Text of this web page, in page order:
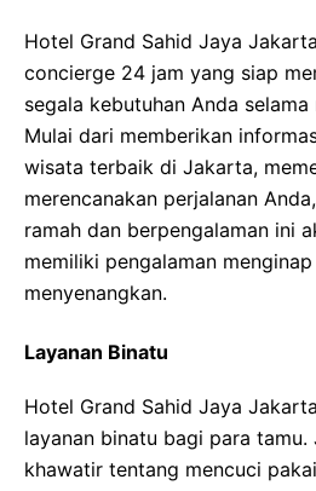
Hotel Grand Sahid Jaya
concierge 24 jam yang siap
segala kebutuhan Anda
Mulai dari memberikan
wisata terbaik di Jakarta,
merencanakan perjalanan
ramah dan berpengalaman ini
memiliki pengalaman
menyenangkan.
Layanan Binatu
Hotel Grand Sahid Jaya
layanan binatu bagi para
khawatir tentang mencuci